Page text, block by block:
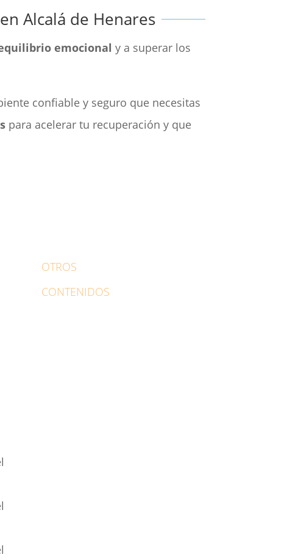
Alcalá de Henares
emocional y a superar los
confiable y seguro que necesitas
para acelerar tu recuperación y que
OTROS
CONTENIDOS